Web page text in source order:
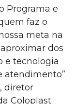
Programa e
faz o
meta na
dos
e tecnologia
atendimento”
diretor
Coloplast.